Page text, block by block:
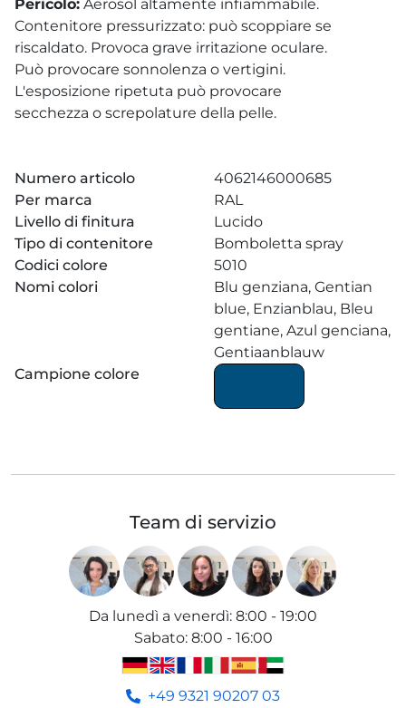
Pericolo: Aerosol altamente infiammabile.
Contenitore pressurizzato: può scoppiare se
riscaldato. Provoca grave irritazione oculare.
Può provocare sonnolenza o vertigini.
L'esposizione ripetuta può provocare
secchezza o screpolature della pelle.
Numero articolo
4062146000685
Per marca
RAL
Livello di finitura
Lucido
Tipo di contenitore
Bomboletta spray
Codici colore
5010
Nomi colori
Blu genziana, Gentian
blue, Enzianblau, Bleu
gentiane, Azul genciana,
Gentiaanblauw
Campione colore
Team di servizio
Da lunedì a venerdì: 8:00 - 19:00
Sabato: 8:00 - 16:00
+49 9321 90207 03